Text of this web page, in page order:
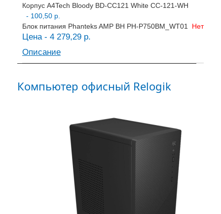
Корпус A4Tech Bloody BD-CC121 White CC-121-WH
- 100,50 р.
Блок питания Phanteks AMP BH PH-P750BM_WT01
Нет
Цена - 4 279,29 р.
Описание
Компьютер офисный Relogik